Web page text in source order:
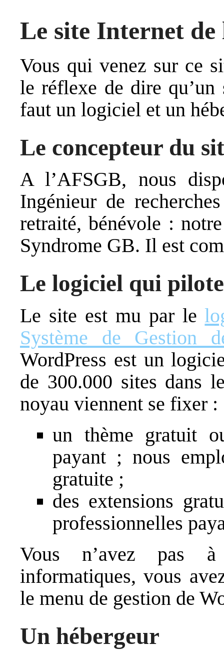
Le site Internet de
Vous qui venez sur ce
le réflexe de dire
faut un logiciel et un
Le concepteur du
A l’AFSGB, nous
Ingénieur de
retraité, bénévole :
Syndrome GB. Il est
Le logiciel qui
Le site est mu par le
Système de Gestion
WordPress est un
de 300.000 sites dans
noyau viennent se fixer :
un thème gratuit
payant ; nous
gratuite ;
des extensions
professionnelles
Vous n’avez pas à
informatiques, vous
le menu de gestion de
Un hébergeur